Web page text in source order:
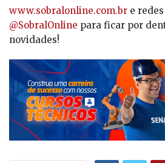
www.sobralonline.com.br e
@SobralOnline para ficar por
novidades!